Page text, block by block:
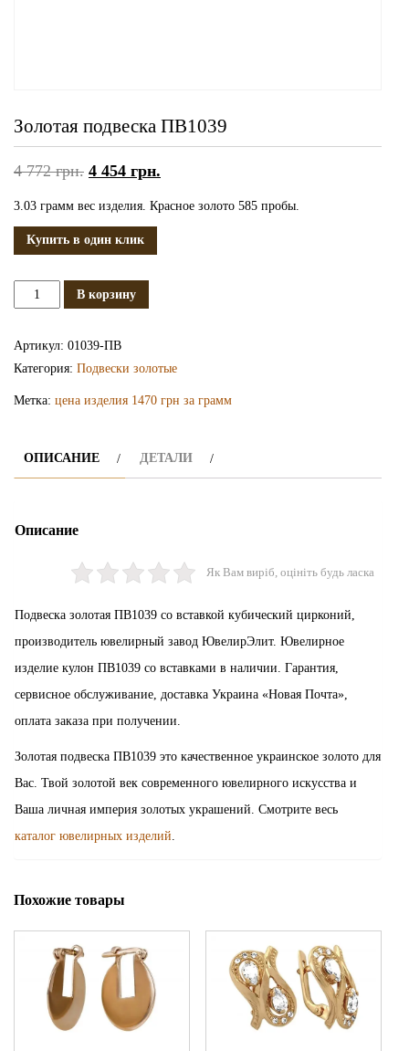
Золотая подвеска ПВ1039
4 772грн. 4 454 грн.
3.03 грамм вес изделия. Красное золото 585 пробы.
Купить в один клик
КоличествоВ корзину
Артикул: 01039-ПВ
Категория: Подвески золотые
Метка: цена изделия 1470 грн за грамм
ОПИСАНИЕ ДЕТАЛИ
Описание
Як Вам виріб, оцініть будь ласка
Подвеска золотая ПВ1039 со вставкой кубический цирконий,
производитель ювелирный завод ЮвелирЭлит. Ювелирное
изделие кулон ПВ1039 со вставками в наличии. Гарантия,
сервисное обслуживание, доставка Украина «Новая Почта»,
оплата заказа при получении.
Золотая подвеска ПВ1039 это качественное украинское золото для
Вас. Твой золотой век современного ювелирного искусства и
Ваша личная империя золотых украшений. Смотрите весь
каталог ювелирных изделий
Похожие товары